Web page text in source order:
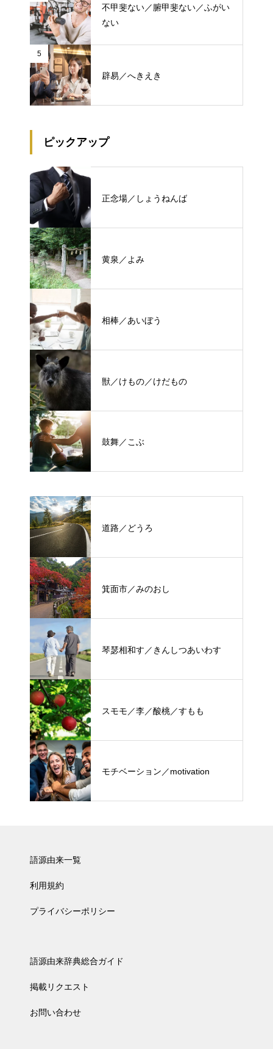
不甲斐ない／腑甲斐ない／ふがい
ない
5
辟易／へきえき
ピックアップ
正念場／しょうねんば
黄泉／よみ
相棒／あいぼう
獣／けもの／けだもの
鼓舞／こぶ
道路／どうろ
箕面市／みのおし
琴瑟相和す／きんしつあいわす
スモモ／李／酸桃／すもも
モチベーション／motivation
語源由来一覧
利用規約
プライバシーポリシー
語源由来辞典総合ガイド
掲載リクエスト
お問い合わせ